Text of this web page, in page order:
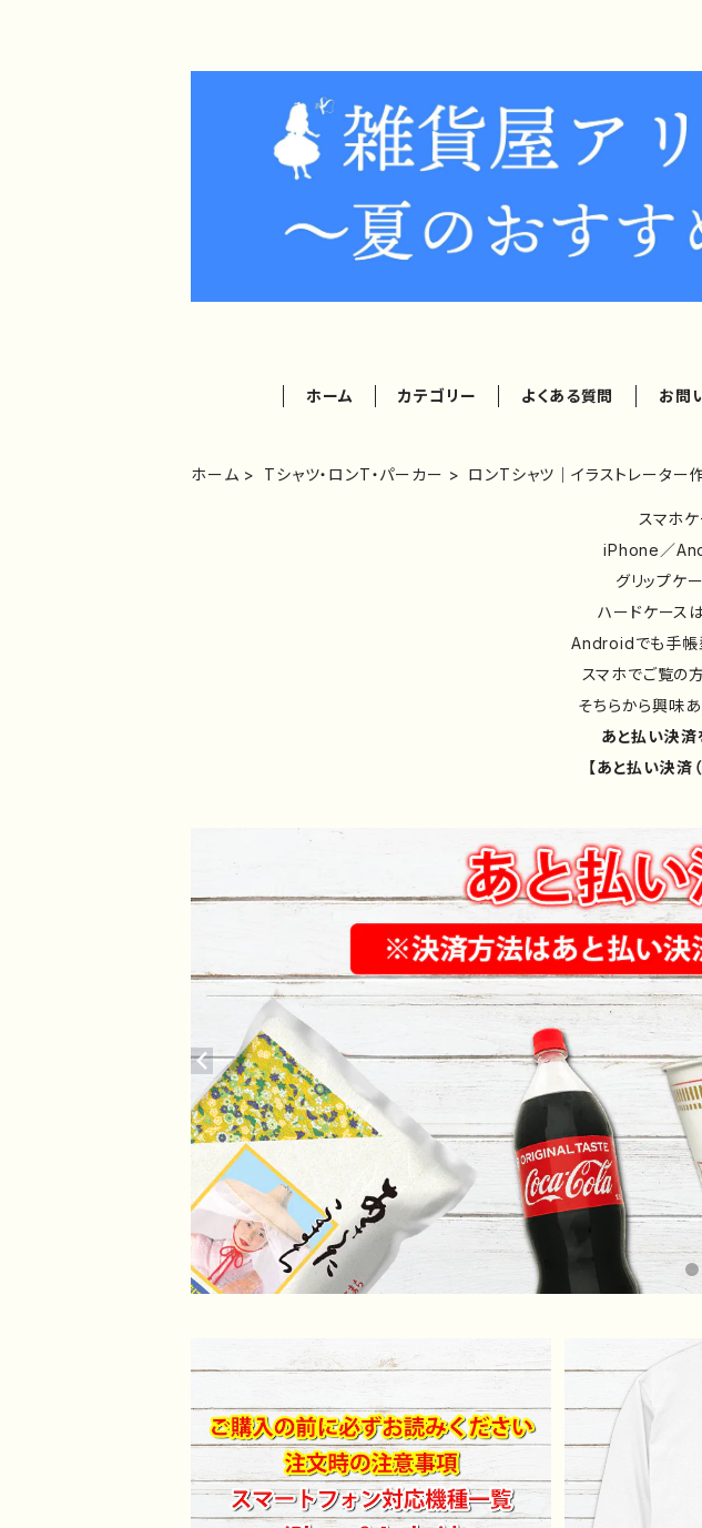
ホーム カテゴリー よくある質問 お問
ホーム Tシャツ・ロンT・パーカー ロンTシャツ｜イラストレーター
スマホ
iPhone／
グリップケ
ハードケース
Androidでも手帳
スマホでご覧の
そちらから興味
あと払い決
【あと払い決済